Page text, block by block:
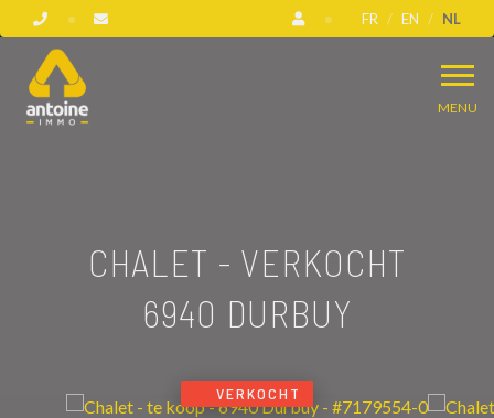
FR EN NL
MENU
CHALET - VERKOCHT
6940 DURBUY
VERKOCHT